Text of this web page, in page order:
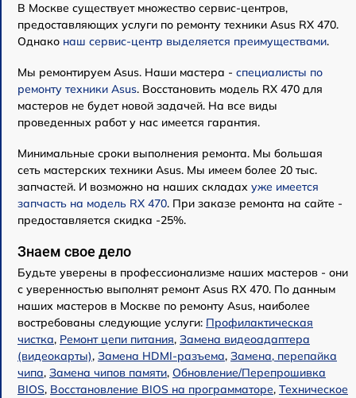
В Москве существует множество сервис-центров,
предоставляющих услуги по ремонту техники Asus RX 470.
Однако наш сервис-центр выделяется преимуществами.
Мы ремонтируем Asus. Наши мастера - специалисты по
ремонту техники Asus. Восстановить модель RX 470 для
мастеров не будет новой задачей. На все виды
проведенных работ у нас имеется гарантия.
Минимальные сроки выполнения ремонта. Мы большая
сеть мастерских техники Asus. Мы имеем более 20 тыс.
запчастей. И возможно на наших складах уже имеется
запчасть на модель RX 470. При заказе ремонта на сайте -
предоставляется скидка -25%.
Знаем свое дело
Будьте уверены в профессионализме наших мастеров - они
с уверенностью выполнят ремонт Asus RX 470. По данным
наших мастеров в Москве по ремонту Asus, наиболее
востребованы следующие услуги: Профилактическая
чистка, Ремонт цепи питания, Замена видеоадаптера
(видеокарты), Замена HDMI-разъема, Замена, перепайка
чипа, Замена чипов памяти, Обновление/Перепрошивка
BIOS, Восстановление BIOS на программаторе, Техническое